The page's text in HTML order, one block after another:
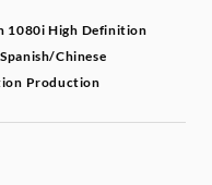
1080i High Definition
Chinese
Production